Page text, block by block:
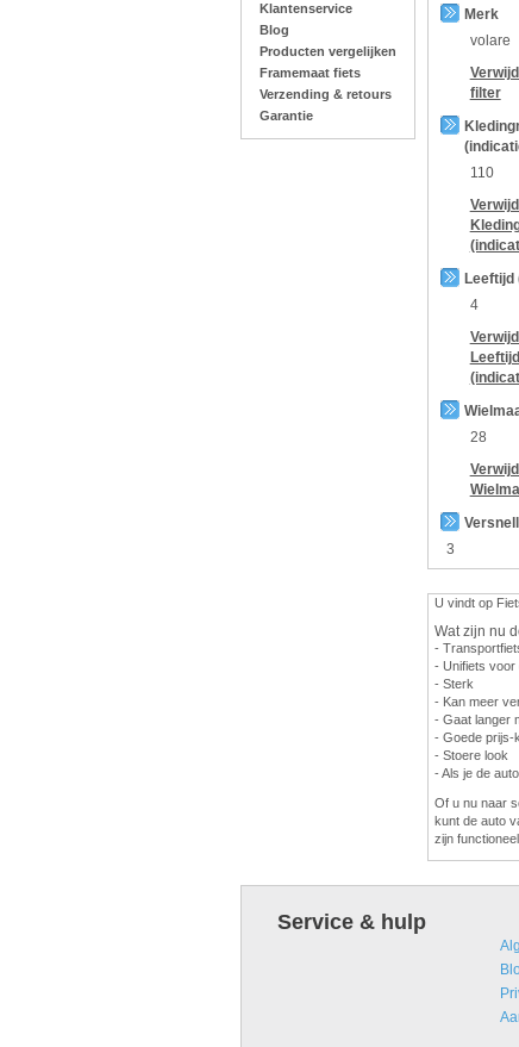
Klantenservice
Blog
Producten vergelijken
Framemaat fiets
Verzending & retours
Garantie
Merk
volare
filter
110
Leeftijd
4
Leeftijd
28
3
U vindt op
Wat zijn nu
-
- Unifiets voor
- Sterk
- Kan meer
- Gaat langer
- Goede prijs-
- Stoere look
- Als je de
Of u nu naar
kunt de auto
zijn
Service & hulp